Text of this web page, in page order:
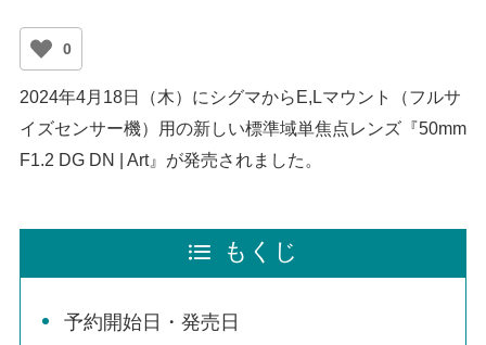
0
2024年4月18日（木）にシグマからE,Lマウント（フルサ
イズセンサー機）用の新しい標準域単焦点レンズ『50mm
F1.2 DG DN | Art』が発売されました。
もくじ
予約開始日・発売日